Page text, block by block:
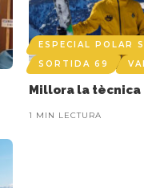
ESPECIAL POLAR
SORTIDA 69
Millora la tècnica
1 MIN LECTURA